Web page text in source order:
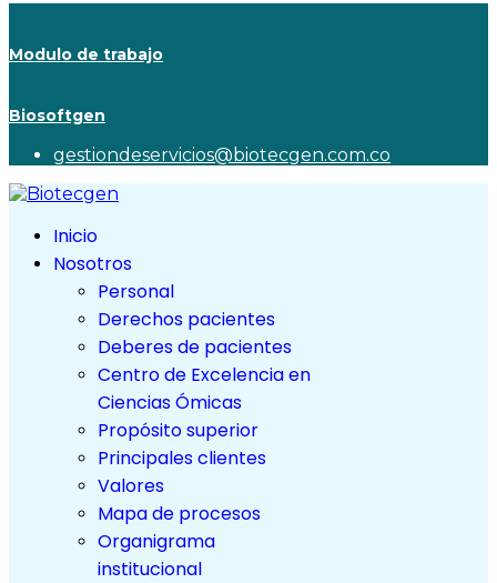
Modulo de trabajo
Biosoftgen
gestiondeservicios@biotecgen.com.co
Inicio
Nosotros
Personal
Derechos pacientes
Deberes de pacientes
Centro de Excelencia en
Ciencias Ómicas
Propósito superior
Principales clientes
Valores
Mapa de procesos
Organigrama
institucional